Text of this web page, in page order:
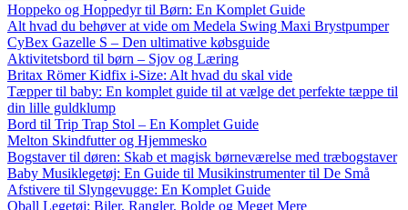
Hoppeko og Hoppedyr til Børn: En Komplet Guide
Alt hvad du behøver at vide om Medela Swing Maxi Brystpumper
CyBex Gazelle S – Den ultimative købsguide
Aktivitetsbord til børn – Sjov og Læring
Britax Römer Kidfix i-Size: Alt hvad du skal vide
Tæpper til baby: En komplet guide til at vælge det perfekte tæppe til
din lille guldklump
Bord til Trip Trap Stol – En Komplet Guide
Melton Skindfutter og Hjemmesko
Bogstaver til døren: Skab et magisk børneværelse med træbogstaver
Baby Musiklegetøj: En Guide til Musikinstrumenter til De Små
Afstivere til Slyngevugge: En Komplet Guide
Oball Legetøj: Biler, Rangler, Bolde og Meget Mere